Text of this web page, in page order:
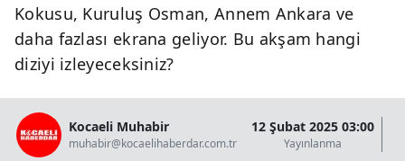
Kokusu, Kuruluş Osman, Annem Ankara ve
daha fazlası ekrana geliyor. Bu akşam hangi
diziyi izleyeceksiniz?
Kocaeli Muhabir
muhabir@kocaelihaberdar.com.tr
12 Şubat 2025 03:00
Yayınlanma